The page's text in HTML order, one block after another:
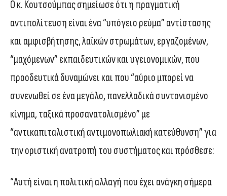
Ο κ. Κουτσούμπας σημείωσε ότι η πραγματική
αντιπολίτευση είναι ένα “υπόγειο ρεύμα” αντίστασης
και αμφισβήτησης, λαϊκών στρωμάτων, εργαζομένων,
“μαχόμενων” εκπαιδευτικών και υγειονομικών, που
προοδευτικά δυναμώνει και που “αύριο μπορεί να
συνενωθεί σε ένα μεγάλο, πανελλαδικά συντονισμένο
κίνημα, ταξικά προσανατολισμένο” με
“αντικαπιταλιστική αντιμονοπωλιακή κατεύθυνση” για
την οριστική ανατροπή του συστήματος και πρόσθεσε:
“Αυτή είναι η πολιτική αλλαγή που έχει ανάγκη σήμερα